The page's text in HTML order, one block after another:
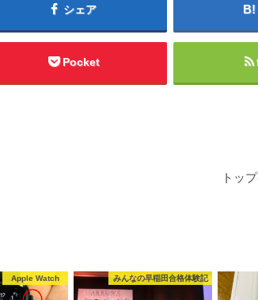
シェア
Pocket
トッ
Apple Watch みんなの早稲田合格体験記